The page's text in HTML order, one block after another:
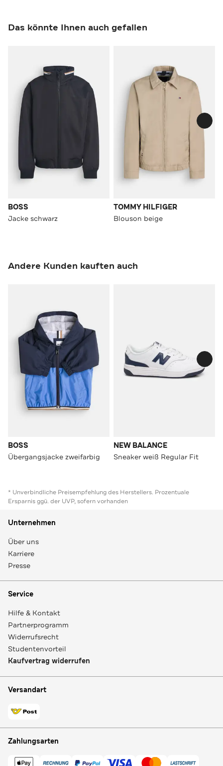
Das könnte Ihnen auch gefallen
BOSS
Jacke schwarz
TOMMY HILFIGER
Blouson beige
Andere Kunden kauften auch
BOSS
Übergangsjacke zweifarbig
NEW BALANCE
Sneaker weiß Regular Fit
* Unverbindliche Preisempfehlung des Herstellers. Prozentuale
Ersparnis ggü. der UVP, sofern vorhanden
Unternehmen
Über uns
Karriere
Presse
Service
Hilfe & Kontakt
Partnerprogramm
Widerrufsrecht
Studentenvorteil
Kaufvertrag widerrufen
Versandart
Zahlungsarten